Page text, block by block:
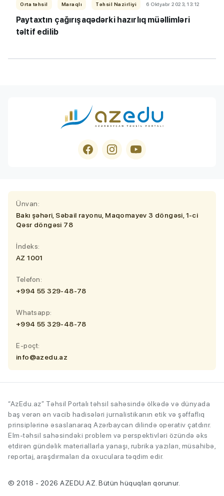
Orta təhsil Maraqlı Təhsil Nazirliyi 6 Oktyabr 2023, 13:12
Paytaxtın çağırışaqədərki hazırlıq müəllimləri
təltif edilib
Ünvan:
Bakı şəhəri, Səbail rayonu, Maqomayev 3 döngəsi, 1-ci
Qəsr döngəsi 78
İndeks:
AZ 1001
Telefon:
+994 55 329-48-78
Whatsapp:
+994 55 329-48-78
E-poçt:
info@azedu.az
“AzEdu.az” Təhsil Portalı təhsil sahəsində ölkədə və dünyada
baş verən ən vacib hadisələri jurnalistikanın etik və şəffaflıq
prinsiplərinə əsaslanaraq Azərbaycan dilində operativ çatdırır.
Elm-təhsil sahəsindəki problem və perspektivləri özündə əks
etdirən gündəlik materiallarla yanaşı, rubrika yazıları, müsahibə,
reportaj, araşdırmaları da oxuculara təqdim edir.
© 2018 - 2026 AZEDU.AZ. Bütün hüquqları qorunur.